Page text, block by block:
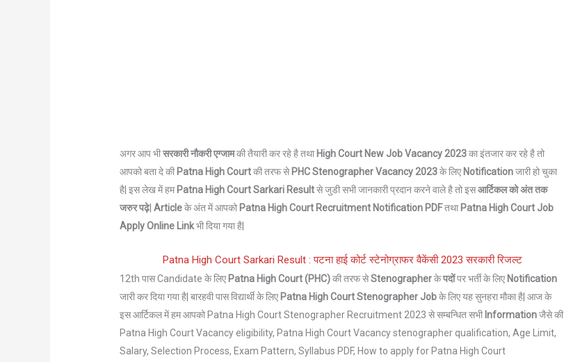
अगर आप भीसरकारी नौकरी एग्जामकी तैयारी कर रहे है तथा High Court New Job Vacancy 2023का इंतजार कर रहे है तो
आपको बता दे की Patna High Courtकी तरफ सेPHCStenographer Vacancy 2023के लिए Notificationजारी हो चुका
है| इस लेख में हम Patna High Court Sarkari Resultसे जुडी सभी जानकारी प्रदान करने वाले है तो इसआर्टिकल को अंत तक
जरुर पढ़े|Articleके अंत में आपको Patna High Court Recruitment Notification PDFतथा Patna High Court Job
Apply Online Linkभी दिया गया है|
Patna High Court Sarkari Result : पटना हाई कोर्ट स्टेनोग्राफर वैकेंसी 2023 सरकारी रिजल्ट
12th पास Candidate के लिए Patna High Court (PHC)की तरफ सेStenographerकेपदोंपर भर्ती के लिए Notification
जारी कर दिया गया है| बारहवी पास विद्यार्थी के लिए Patna High CourtStenographer Jobके लिए यह सुनहरा मौका है| आज के
इस आर्टिकल में हम आपको Patna High Court Stenographer Recruitment 2023 से सम्बन्धित सभी Informationजैसे की
Patna High Court Vacancy eligibility, Patna High Court Vacancy stenographer qualification, Age Limit,
Salary, Selection Process, Exam Pattern, Syllabus PDF, How to apply for Patna High Court